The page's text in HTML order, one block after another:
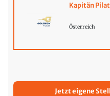
Kapitän
Österreich
Jetzt eigene